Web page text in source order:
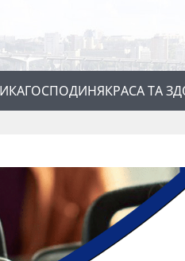
ГОСПОДИНЯКРАСА ТА